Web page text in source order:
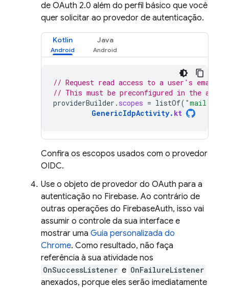
de OAuth 2.0 além do perfil básico que você
quer solicitar ao provedor de autenticação.
Kotlin Java
// Request read access to a user's email
// This must be preconfigured in the app's
providerBuilder . scopes = listOf(
GenericIdpActivity. kt
Confira os escopos usados com o provedor
OIDC.
Use o objeto de provedor do OAuth para a
autenticação no Firebase. Ao contrário de
outras operações do FirebaseAuth, isso vai
assumir o controle da sua interface e
mostrar uma Guia personalizada do
Chrome. Como resultado, não faça
referência à sua atividade nos
OnSuccessListener e OnFailureListener
anexados, porque eles serão imediatamente